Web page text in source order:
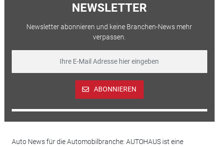
NEWSLETTER
Newsletter abonnieren und keine Branchen-News mehr
verpassen.
ABONNIEREN
Auto News für die Automobilbranche: AUTOHAUS ist eine